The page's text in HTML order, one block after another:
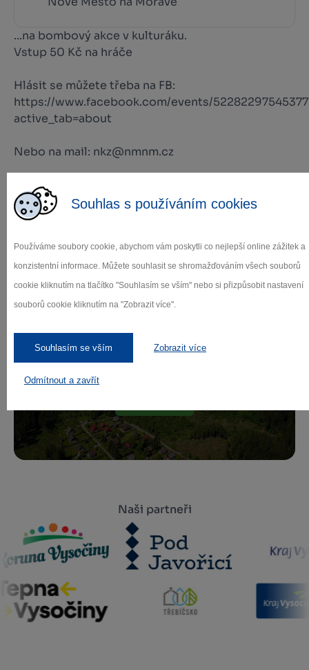
Souhlas s používáním cookies
Používáme soubory cookie, abychom vám poskytli co nejlepší online zážitek a
konzistentní informace. Můžete souhlasit se shromažďováním všech souborů
cookie kliknutím na tlačítko "Souhlasím se vším" nebo si přizpůsobit nastavení
souborů cookie kliknutím na "Zobrazit více".
Souhlasím se vším Zobrazit více
Odmítnout a zavřít
...na bombový akce v kulturáku.
Vstup 50 Kč na hráče
Hlásit se můžete třeba na FB:
https://www.facebook.com/events/
active_tab=about
Nebo na mail: nkz@nmnm.cz
Zamilujte si Vysočinu
Přihlaste se k odběru našeho newsletteru
o novinkách.
Záleží nám na ochraně osobních údajů.
Naši partneři